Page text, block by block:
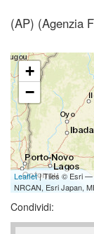
(AP) (Agenzia
+
−
Leaflet| Tiles © Esri —
NRCAN, Esri Japan,
Condividi: